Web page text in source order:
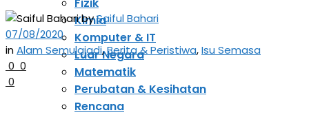
Kimia
Komputer & IT
Luar Negara
Matematik
Perubatan & Kesihatan
Rencana
bySaiful Bahari
07/08/2020
inAlam Semulajadi,Berita & Peristiwa,Isu Semasa
0 0
0